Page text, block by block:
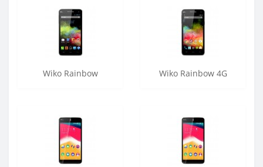
Wiko Rainbow Wiko Rainbow 4G